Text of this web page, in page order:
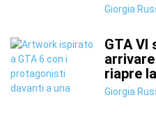
Giorgia
GTA VI
riapre
Giorgia